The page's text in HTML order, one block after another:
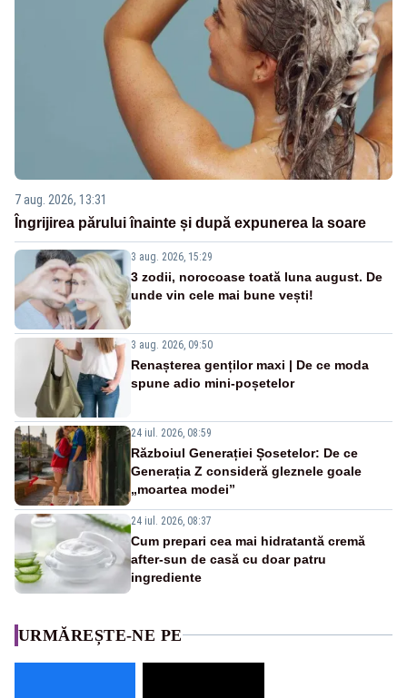
7 aug. 2026, 13:31
Îngrijirea părului înainte și după expunerea la soare
3 aug. 2026, 15:29
3 zodii, norocoase toată luna august. De
unde vin cele mai bune vești!
3 aug. 2026, 09:50
Renașterea genților maxi | De ce moda
spune adio mini-poșetelor
24 iul. 2026, 08:59
Războiul Generației Șosetelor: De ce
Generația Z consideră gleznele goale
„moartea modei”
24 iul. 2026, 08:37
Cum prepari cea mai hidratantă cremă
after-sun de casă cu doar patru
ingrediente
URMĂREȘTE-NE PE